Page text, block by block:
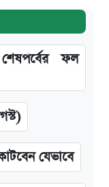
শেষপর্বের ফল
যেভাবে